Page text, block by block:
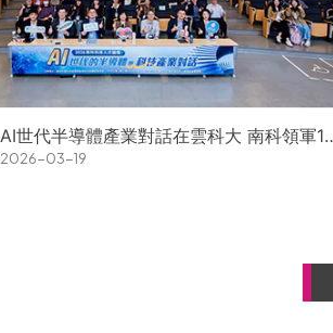
AI世代半導體產業對話在雲科大 南科領軍11
家企業前進校園徵才
2026-03-19